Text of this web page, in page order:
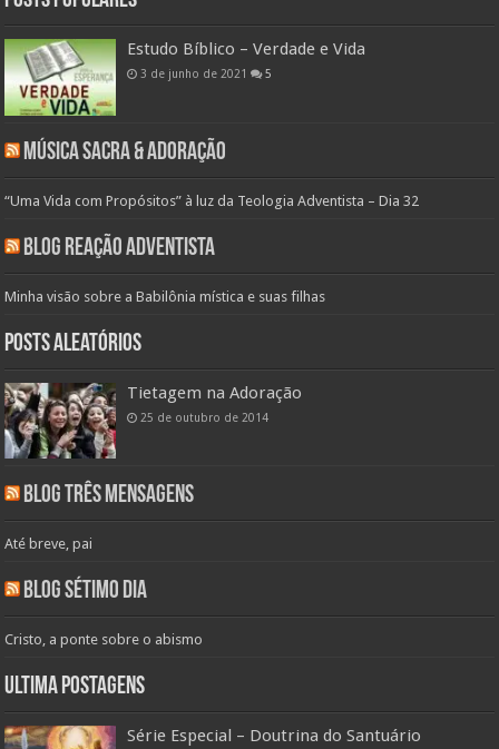
Estudo Bíblico – Verdade e Vida
3 de junho de 2021 5
Música Sacra & Adoração
“Uma Vida com Propósitos” à luz da Teologia Adventista – Dia 32
Blog Reação Adventista
Minha visão sobre a Babilônia mística e suas filhas
Posts aleatórios
Tietagem na Adoração
25 de outubro de 2014
Blog Três Mensagens
Até breve, pai
Blog Sétimo Dia
Cristo, a ponte sobre o abismo
Ultima Postagens
Série Especial – Doutrina do Santuário